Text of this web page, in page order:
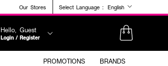
Our Stores Select Language : English
Hello, Guest
Login / Register
PROMOTIONS BRANDS